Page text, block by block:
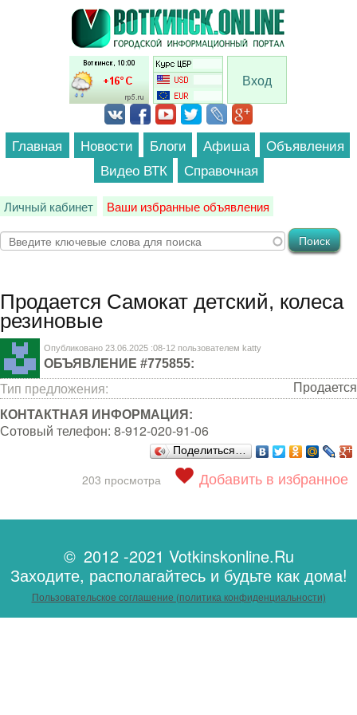
Перейти к основному содержанию
Вход
Главная Новости Блоги Афиша
Объявления
Видео ВТК
Справочная
Личный кабинет Ваши избранные объявления
Продается Самокат детский, колеса
резиновые
Опубликовано 23.06.2025 :08-12 пользователем katty
ОБЪЯВЛЕНИЕ #775855:
Тип предложения: Продается
КОНТАКТНАЯ ИНФОРМАЦИЯ:
Сотовый телефон: 8-912-020-91-06
Поделиться…
203 просмотра Добавить в избранное
© 2012 -2021 Votkinskonline.Ru
Заходите, располагайтесь и будьте как дома!
Пользовательское соглашение (политика конфиденциальности)